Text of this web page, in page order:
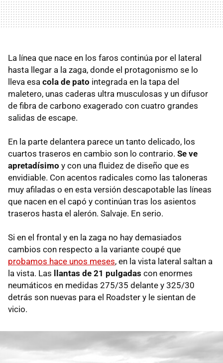
La línea que nace en los faros continúa por el lateral
hasta llegar a la zaga, donde el protagonismo se lo
lleva esa cola de pato integrada en la tapa del
maletero, unas caderas ultra musculosas y un difusor
de fibra de carbono exagerado con cuatro grandes
salidas de escape.
En la parte delantera parece un tanto delicado, los
cuartos traseros en cambio son lo contrario. Se ve
apretadísimo y con una fluidez de diseño que es
envidiable. Con acentos radicales como las taloneras
muy afiladas o en esta versión descapotable las líneas
que nacen en el capó y continúan tras los asientos
traseros hasta el alerón. Salvaje. En serio.
Si en el frontal y en la zaga no hay demasiados
cambios con respecto a la variante coupé que
probamos hace unos meses, en la vista lateral saltan a
la vista. Las llantas de 21 pulgadas con enormes
neumáticos en medidas 275/35 delante y 325/30
detrás son nuevas para el Roadster y le sientan de
vicio.